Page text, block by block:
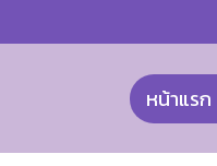
หน้าแรก